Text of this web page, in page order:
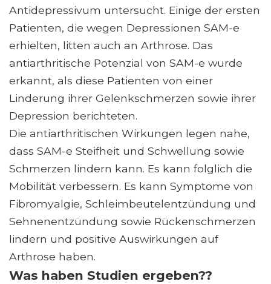
Antidepressivum untersucht. Einige der ersten
Patienten, die wegen Depressionen SAM-e
erhielten, litten auch an Arthrose. Das
antiarthritische Potenzial von SAM-e wurde
erkannt, als diese Patienten von einer
Linderung ihrer Gelenkschmerzen sowie ihrer
Depression berichteten.
Die antiarthritischen Wirkungen legen nahe,
dass SAM-e Steifheit und Schwellung sowie
Schmerzen lindern kann. Es kann folglich die
Mobilität verbessern. Es kann Symptome von
Fibromyalgie, Schleimbeutelentzündung und
Sehnenentzündung sowie Rückenschmerzen
lindern und positive Auswirkungen auf
Arthrose haben.
Was haben Studien ergeben??